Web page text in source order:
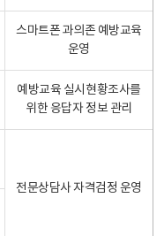
스마트폰 과의존 예방교육
운영
예방교육 실시현황조사를
위한 응답자 정보 관리
전문상담사 자격검정 운영